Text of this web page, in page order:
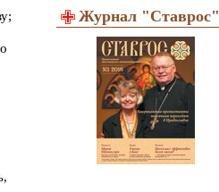
Журнал "Ставрос"